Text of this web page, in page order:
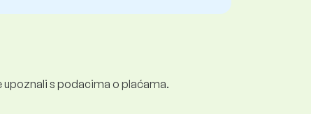
upoznali s podacima o plaćama.